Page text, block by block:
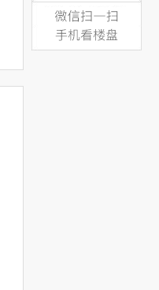
微信扫一扫，手机看楼盘